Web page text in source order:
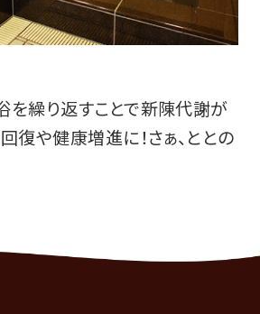
を繰り返すことで新陳代謝が
復や健康増進に！さぁ、ととの